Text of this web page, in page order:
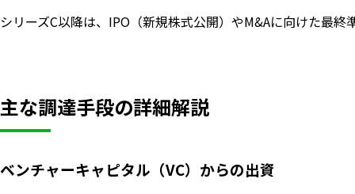
シリーズC以降は、IPO（新規株式公開）やM&Aに向けた最
主な調達手段の詳細解説
ベンチャーキャピタル（VC）からの出資